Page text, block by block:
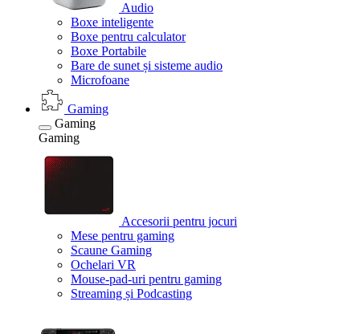
Audio
Boxe inteligente
Boxe pentru calculator
Boxe Portabile
Bare de sunet și sisteme audio
Microfoane
Gaming
Gaming
Gaming
Accesorii pentru jocuri
Mese pentru gaming
Scaune Gaming
Ochelari VR
Mouse-pad-uri pentru gaming
Streaming și Podcasting